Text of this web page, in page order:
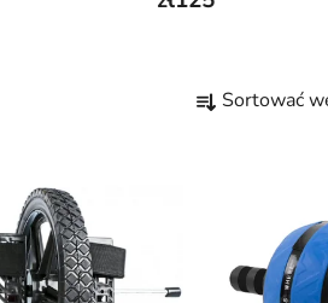
o Sortować